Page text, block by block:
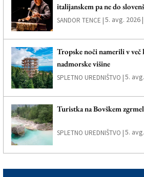
italijanskem pa ne do
SANDOR TENCE |5. avg. 2026
Tropske noči namerili v
nadmorske višine
SPLETNO UREDNIŠTVO |5.
Turistka na Bovškem
SPLETNO UREDNIŠTVO |5.